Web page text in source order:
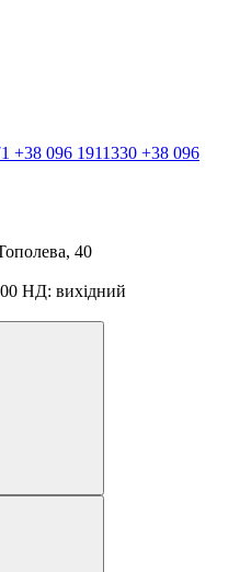
+38 096 1911330 +38 096
40
НД: вихідний